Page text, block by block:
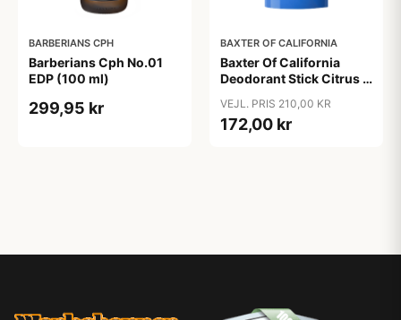
BARBERIANS CPH
Barberians Cph No.01
EDP (100 ml)
299,95 kr
BAXTER OF CALIFORNIA
Baxter Of California
Deodorant Stick Citrus &
VEJL. PRIS 210,00 KR
172,00 kr